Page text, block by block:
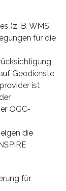
(z. B. WMS,
für die
Geodienste
ist
OGC-
die
für